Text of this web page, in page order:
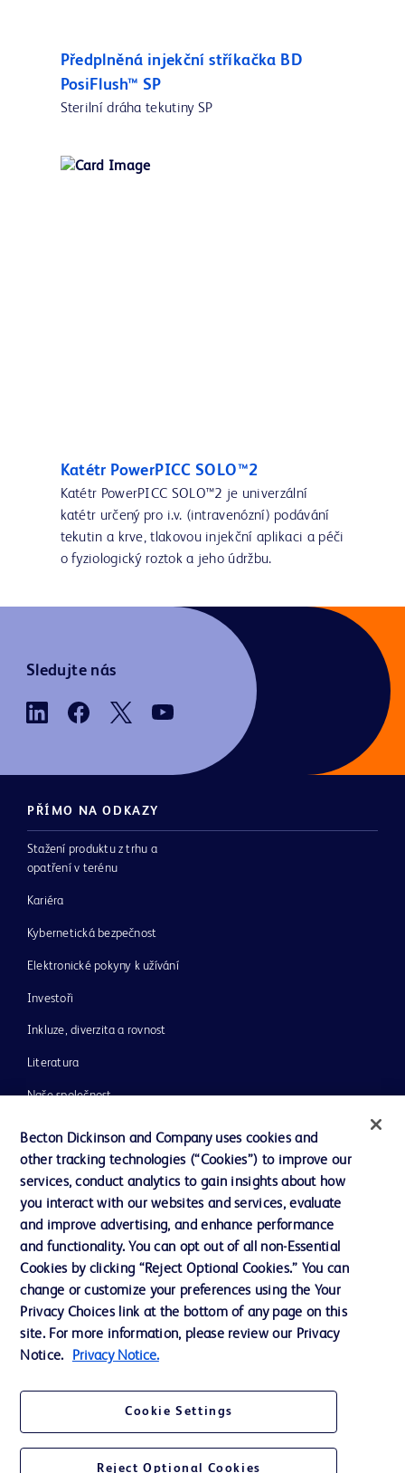
Předplněná injekční stříkačka BD
PosiFlush™ SP
Sterilní dráha tekutiny SP
Katétr PowerPICC SOLO™2
Katétr PowerPICC SOLO™2 je univerzální
katétr určený pro i.v. (intravenózní) podávání
tekutin a krve, tlakovou injekční aplikaci a péči
o fyziologický roztok a jeho údržbu.
Sledujte nás
PŘÍMO NA ODKAZY
Stažení produktu z trhu a
opatření v terénu
Kariéra
Kybernetická bezpečnost
Elektronické pokyny k užívání
Investoři
Inkluze, diverzita a rovnost
Literatura
Naše společnost
Podpora
Kontaktujte nás
Předvolby souborů cookie
Soukromí
Podmínky použití
společnosti Becton, Dickinson and Company. Všechny ostatní ochranné
známky jsou majetkem příslušných vlastníků.
Becton Dickinson and Company uses cookies and
other tracking technologies (“Cookies”) to improve our
services, conduct analytics to gain insights about how
you interact with our websites and services, evaluate
and improve advertising, and enhance performance
and functionality. You can opt out of all non-Essential
Cookies by clicking “Reject Optional Cookies.” You can
change or customize your preferences using the Your
Privacy Choices link at the bottom of any page on this
site. For more information, please review our Privacy
Notice.
Privacy Notice.
Cookie Settings
Reject Optional Cookies